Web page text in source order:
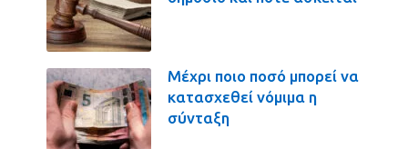
Μέχρι ποιο ποσό μπορεί να
κατασχεθεί νόμιμα η
σύνταξη